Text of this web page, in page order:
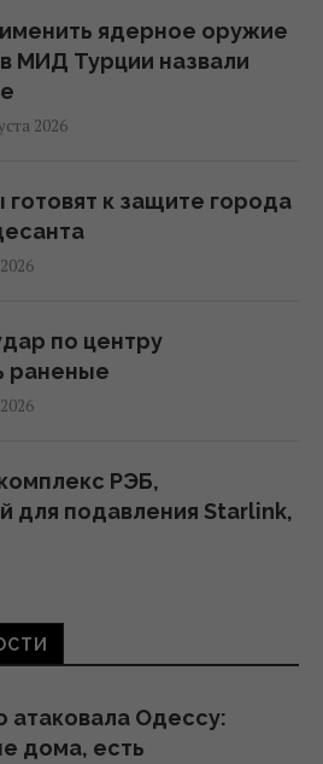
ядерное оружие
МИД Турции назвали
2026
к защите города
по центру
раненые
РЭБ,
для подавления Starlink,
ПВО со всей России,
атаковала Одессу:
дома, есть